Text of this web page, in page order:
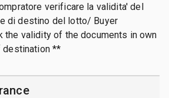
verificare la validita' del
di destino del lotto/ Buyer
the validity of the documents in own
destination **